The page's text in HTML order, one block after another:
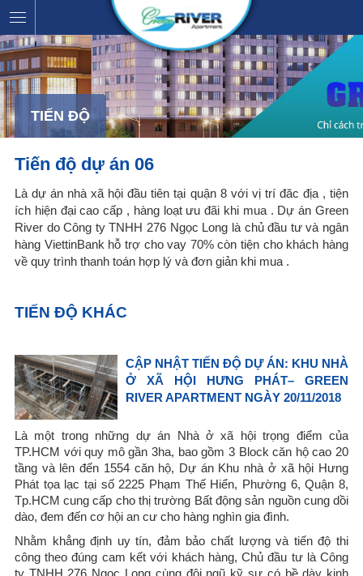
TIẾN ĐỘ
Tiến độ dự án 06
Là dự án nhà xã hội đầu tiên tại quận 8 với vị trí đăc địa , tiện
ích hiện đại cao cấp , hàng loạt ưu đãi khi mua . Dự án Green
River do Công ty TNHH 276 Ngọc Long là chủ đầu tư và ngân
hàng ViettinBank hỗ trợ cho vay 70% còn tiện cho khách hàng
về quy trình thanh toán hợp lý và đơn giản khi mua .
TIẾN ĐỘ KHÁC
CẬP NHẬT TIẾN ĐỘ DỰ ÁN: KHU NHÀ
Ở XÃ HỘI HƯNG PHÁT– GREEN
RIVER APARTMENT NGÀY 20/11/2018
Là một trong những dự án Nhà ở xã hội trọng điểm của
TP.HCM với quy mô gần 3ha, bao gồm 3 Block căn hộ cao 20
tầng và lên đến 1554 căn hộ, Dự án Khu nhà ở xã hội Hưng
Phát tọa lạc tại số 2225 Phạm Thế Hiển, Phường 6, Quận 8,
Tp.HCM cung cấp cho thị trường Bất động sản nguồn cung dồi
dào, đem đến cơ hội an cư cho hàng nghìn gia đình.
Nhằm khẳng định uy tín, đảm bảo chất lượng và tiến độ thi
công theo đúng cam kết với khách hàng, Chủ đầu tư là Công
ty TNHH 276 Ngọc Long cùng đội ngũ kỹ sư có bề dày kinh